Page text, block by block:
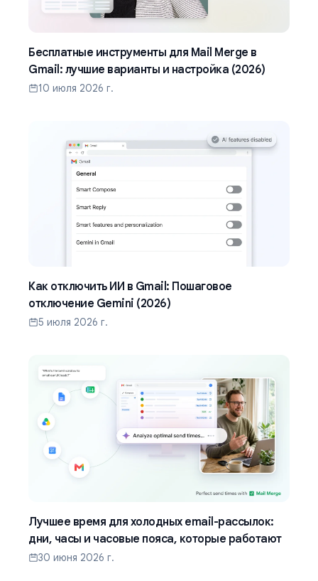
Бесплатные инструменты для Mail Merge в
Gmail: лучшие варианты и настройка (2026)
10 июля 2026 г.
Как отключить ИИ в Gmail: Пошаговое
отключение Gemini (2026)
5 июля 2026 г.
Лучшее время для холодных email-рассылок:
дни, часы и часовые пояса, которые работают
30 июня 2026 г.